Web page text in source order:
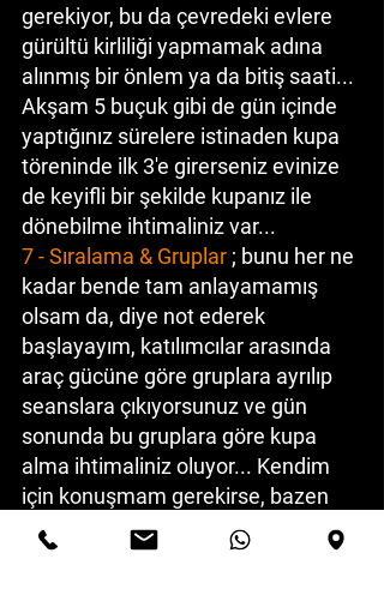
gerekiyor, bu da çevredeki evlere
gürültü kirliliği yapmamak adına
alınmış bir önlem ya da bitiş saati...
Akşam 5 buçuk gibi de gün içinde
yaptığınız sürelere istinaden kupa
töreninde ilk 3'e girerseniz evinize
de keyifli bir şekilde kupanız ile
dönebilme ihtimaliniz var...
7 - Sıralama & Gruplar ; bunu her ne
kadar bende tam anlayamamış
olsam da, diye not ederek
başlayayım, katılımcılar arasında
araç gücüne göre gruplara ayrılıp
seanslara çıkıyorsunuz ve gün
sonunda bu gruplara göre kupa
alma ihtimaliniz oluyor... Kendim
için konuşmam gerekirse, bazen
dengim güçte arabalarla da
eşleşen şekilde gruplara kaldım